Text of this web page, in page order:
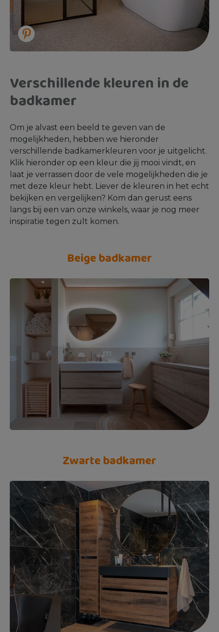
Verschillende kleuren in de
badkamer
Om je alvast een beeld te geven van de
mogelijkheden, hebben we hieronder
verschillende badkamerkleuren voor je uitgelicht.
Klik hieronder op een kleur die jij mooi vindt, en
laat je verrassen door de vele mogelijkheden die je
met deze kleur hebt. Liever de kleuren in het echt
bekijken en vergelijken? Kom dan gerust eens
langs bij een van onze winkels, waar je nog meer
inspiratie tegen zult komen.
Beige badkamer
Zwarte badkamer